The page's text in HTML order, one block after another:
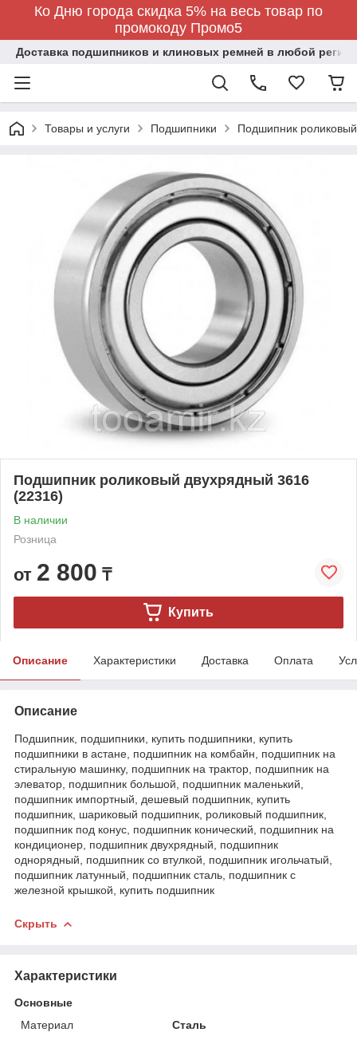
Ко Дню города скидка 5% на весь товар по
промокоду Промо5
Доставка подшипников и клиновых ремней в любой регион
Товары и услуги Подшипники Подшипник
Подшипник роликовый двухрядный 3616
(22316)
В наличии
Розница
от 2 800 ₸
Купить
Описание Характеристики Доставка Оплата
Описание
Подшипник, подшипники, купить подшипники, купить
подшипники в астане, подшипник на комбайн, подшипник на
стиральную машинку, подшипник на трактор, подшипник на
элеватор, подшипник большой, подшипник маленький,
подшипник импортный, дешевый подшипник, купить
подшипник, шариковый подшипник, роликовый подшипник,
подшипник под конус, подшипник конический, подшипник на
кондиционер, подшипник двухрядный, подшипник
однорядный, подшипник со втулкой, подшипник игольчатый,
подшипник латунный, подшипник сталь, подшипник с
железной крышкой, купить подшипник
Скрыть
Характеристики
Основные
Материал
Сталь